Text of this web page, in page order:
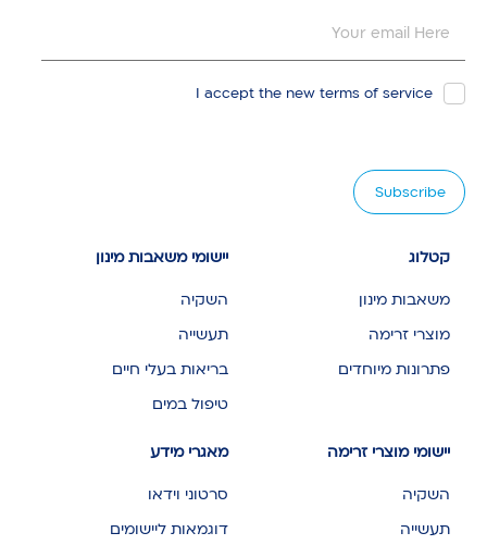
I accept the new terms of service
קטלוג
משאבות מינון
מוצרי זרימה
פתרונות מיוחדים
יישומי משאבות מינון
השקיה
תעשייה
בריאות בעלי חיים
טיפול במים
יישומי מוצרי זרימה
השקיה
תעשייה
מאגרי מידע
סרטוני וידאו
דוגמאות ליישומים